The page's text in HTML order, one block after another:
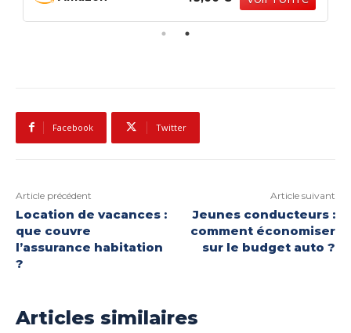
Numérique Station de Soudage
Facebook Twitter
Article précédent
Location de vacances :
que couvre
l’assurance habitation
?
Article suivant
Jeunes conducteurs :
comment économiser
sur le budget auto ?
Articles similaires